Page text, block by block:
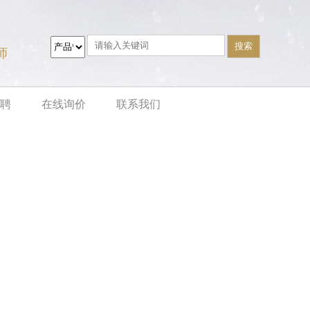
在线询价 联系我们